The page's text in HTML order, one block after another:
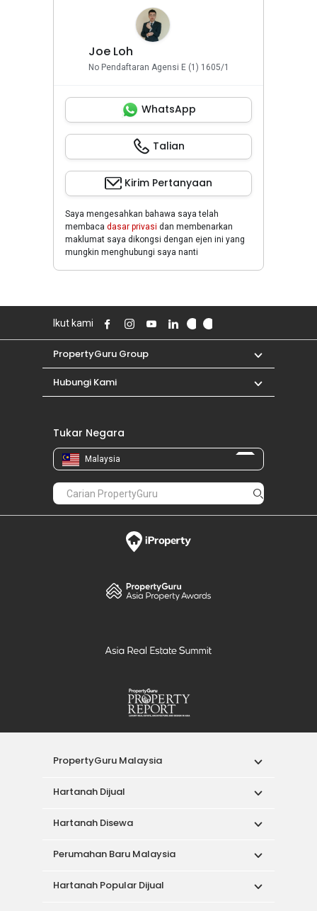
Joe Loh
No Pendaftaran Agensi E (1) 1605/1
WhatsApp
Talian
Kirim Pertanyaan
Saya mengesahkan bahawa saya telah
membaca dasar privasi dan membenarkan
maklumat saya dikongsi dengan ejen ini yang
mungkin menghubungi saya nanti
Ikut kami
PropertyGuru Group
Hubungi Kami
Tukar Negara
Malaysia
PropertyGuru Malaysia
Hartanah Dijual
Hartanah Disewa
Perumahan Baru Malaysia
Hartanah Popular Dijual